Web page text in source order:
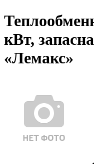
кВт,
«Лемакс»